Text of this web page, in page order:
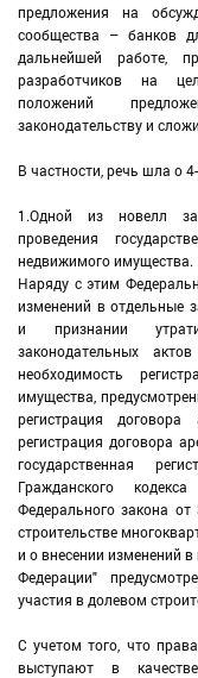
предложения на
сообщества – банков
дальнейшей работе,
разработчиков на
положений
законодательству и
В частности, речь шла о
1.Одной из новелл
проведения
недвижимого имущества.
Наряду с этим
изменений в отдельные
и признании
законодательных
необходимость
имущества,
регистрация
регистрация договора
государственная
Гражданского
Федерального закона
строительстве
и о внесении изменений
Федерации"
участия в долевом
С учетом того, что
выступают в